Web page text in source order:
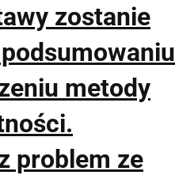
zostanie
metody
problem ze